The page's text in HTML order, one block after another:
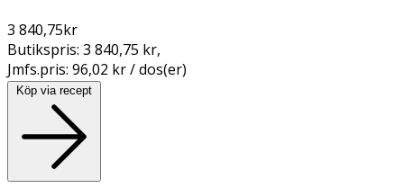
3 840,75kr
Butikspris: 3 840,75 kr,
Jmfs.pris: 96,02 kr / dos(er)
Köp via recept